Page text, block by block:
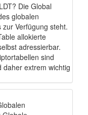
Die Global
globalen
Verfügung steht.
allokierte
adressierbar.
sind
daher extrem wichtig